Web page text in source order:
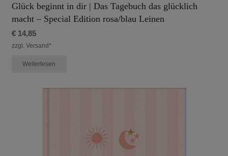
Glück beginnt in dir | Das Tagebuch das glücklich
macht – Special Edition rosa/blau Leinen
€14,85
zzgl. Versand*
Weiterlesen